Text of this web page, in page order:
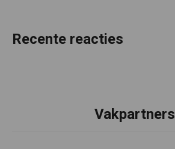
Recente reacties
Vakpartners